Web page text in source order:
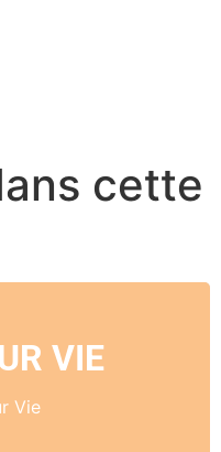
cette
VIE
Vie